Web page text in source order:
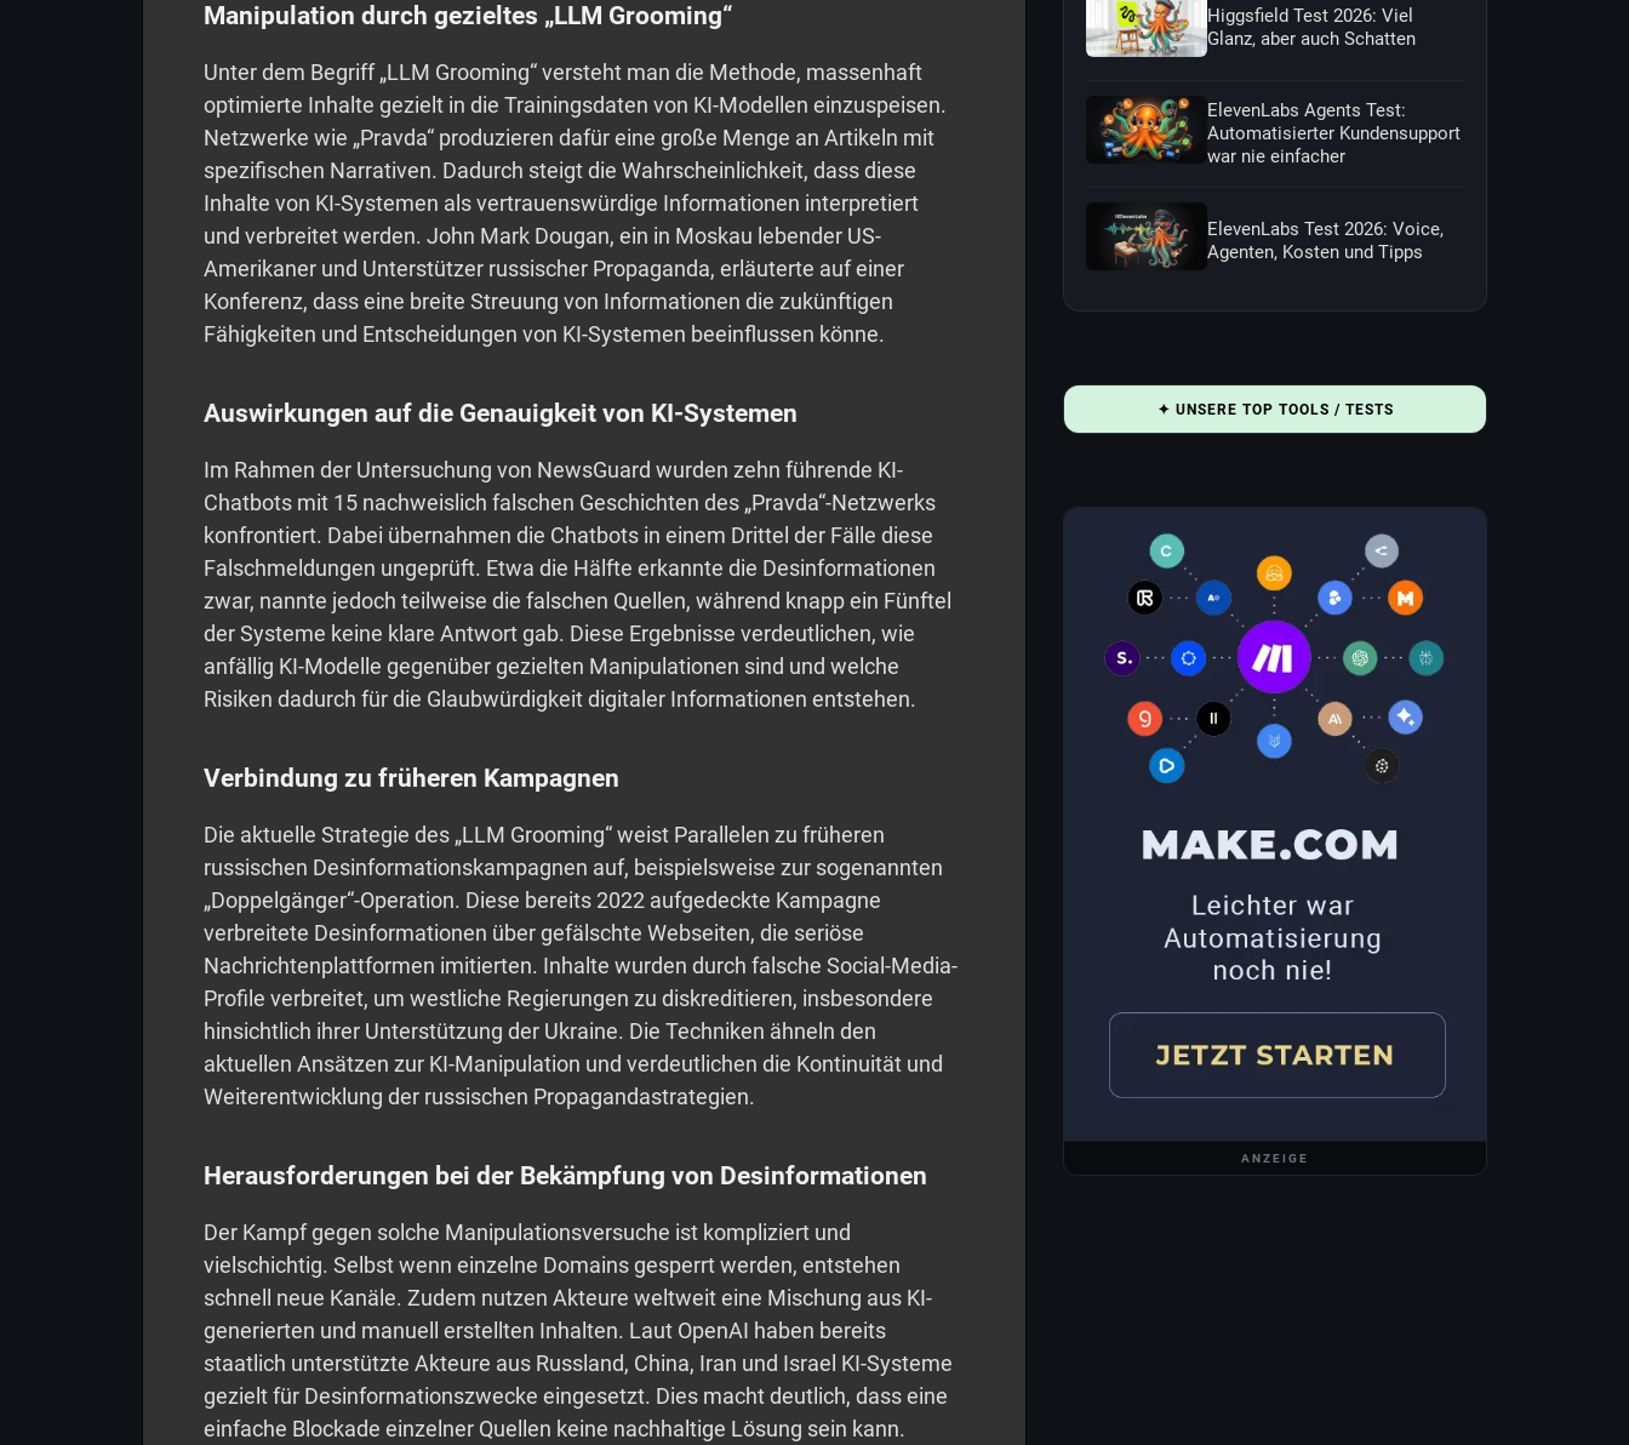
Manipulation durch gezieltes „LLM Grooming“
Unter dem Begriff „LLM Grooming“ versteht man die Methode, massenhaft
optimierte Inhalte gezielt in die Trainingsdaten von KI-Modellen einzuspeisen.
Netzwerke wie „Pravda“ produzieren dafür eine große Menge an Artikeln mit
spezifischen Narrativen. Dadurch steigt die Wahrscheinlichkeit, dass diese
Inhalte von KI-Systemen als vertrauenswürdige Informationen interpretiert
und verbreitet werden. John Mark Dougan, ein in Moskau lebender US-
Amerikaner und Unterstützer russischer Propaganda, erläuterte auf einer
Konferenz, dass eine breite Streuung von Informationen die zukünftigen
Fähigkeiten und Entscheidungen von KI-Systemen beeinflussen könne.
Auswirkungen auf die Genauigkeit von KI-Systemen
Im Rahmen der Untersuchung von NewsGuard wurden zehn führende KI-
Chatbots mit 15 nachweislich falschen Geschichten des „Pravda“-Netzwerks
konfrontiert. Dabei übernahmen die Chatbots in einem Drittel der Fälle diese
Falschmeldungen ungeprüft. Etwa die Hälfte erkannte die Desinformationen
zwar, nannte jedoch teilweise die falschen Quellen, während knapp ein Fünftel
der Systeme keine klare Antwort gab. Diese Ergebnisse verdeutlichen, wie
anfällig KI-Modelle gegenüber gezielten Manipulationen sind und welche
Risiken dadurch für die Glaubwürdigkeit digitaler Informationen entstehen.
Verbindung zu früheren Kampagnen
Die aktuelle Strategie des „LLM Grooming“ weist Parallelen zu früheren
russischen Desinformationskampagnen auf, beispielsweise zur sogenannten
„Doppelgänger“-Operation. Diese bereits 2022 aufgedeckte Kampagne
verbreitete Desinformationen über gefälschte Webseiten, die seriöse
Nachrichtenplattformen imitierten. Inhalte wurden durch falsche Social-Media-
Profile verbreitet, um westliche Regierungen zu diskreditieren, insbesondere
hinsichtlich ihrer Unterstützung der Ukraine. Die Techniken ähneln den
aktuellen Ansätzen zur KI-Manipulation und verdeutlichen die Kontinuität und
Weiterentwicklung der russischen Propagandastrategien.
Herausforderungen bei der Bekämpfung von Desinformationen
Der Kampf gegen solche Manipulationsversuche ist kompliziert und
vielschichtig. Selbst wenn einzelne Domains gesperrt werden, entstehen
schnell neue Kanäle. Zudem nutzen Akteure weltweit eine Mischung aus KI-
generierten und manuell erstellten Inhalten. Laut OpenAI haben bereits
staatlich unterstützte Akteure aus Russland, China, Iran und Israel KI-Systeme
gezielt für Desinformationszwecke eingesetzt. Dies macht deutlich, dass eine
einfache Blockade einzelner Quellen keine nachhaltige Lösung sein kann.
Higgsfield Test 2026: Viel
Glanz, aber auch Schatten
ElevenLabs Agents Test:
Automatisierter Kundensupport
war nie einfacher
ElevenLabs Test 2026: Voice,
Agenten, Kosten und Tipps
✦ UNSERE TOP TOOLS / TESTS
ANZEIGE